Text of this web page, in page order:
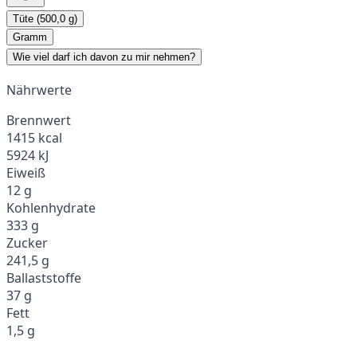
Tüte (500,0 g)
Gramm
Wie viel darf ich davon zu mir nehmen?
Nährwerte
Brennwert
1415 kcal
5924 kJ
Eiweiß
12 g
Kohlenhydrate
333 g
Zucker
241,5 g
Ballaststoffe
37 g
Fett
1,5 g